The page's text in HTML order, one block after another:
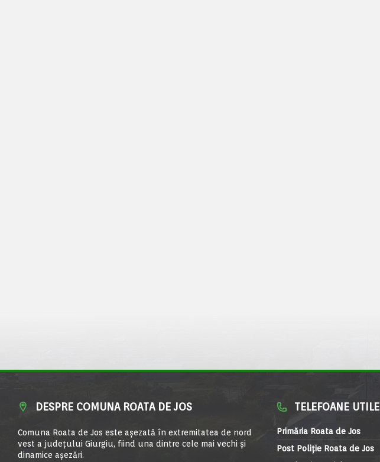
DESPRE COMUNA ROATA DE JOS
Comuna Roata de Jos este aşezată în extremitatea de nord
vest a judeţului Giurgiu, fiind una dintre cele mai vechi şi
dinamice aşezări.
TELEFOANE UTILE
Primăria Roata de Jos
Post Poliție Roata de Jos